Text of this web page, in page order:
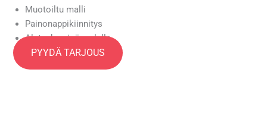
Muotoiltu malli
Painonappikiinnitys
Alatasku sisäpuolella
Koot: XXS-5XL
PYYDÄ TARJOUS